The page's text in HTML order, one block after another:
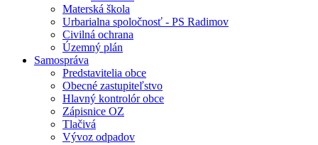
Materská škola
Urbarialna spoločnosť - PS Radimov
Civilná ochrana
Územný plán
Samospráva
Predstavitelia obce
Obecné zastupiteľstvo
Hlavný kontrolór obce
Zápisnice OZ
Tlačivá
Vývoz odpadov